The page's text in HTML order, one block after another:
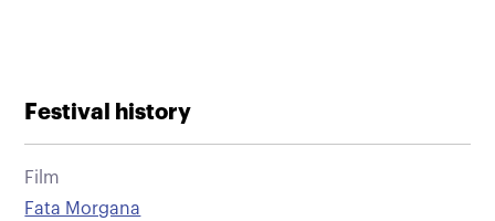
Festival history
Film
Fata Morgana